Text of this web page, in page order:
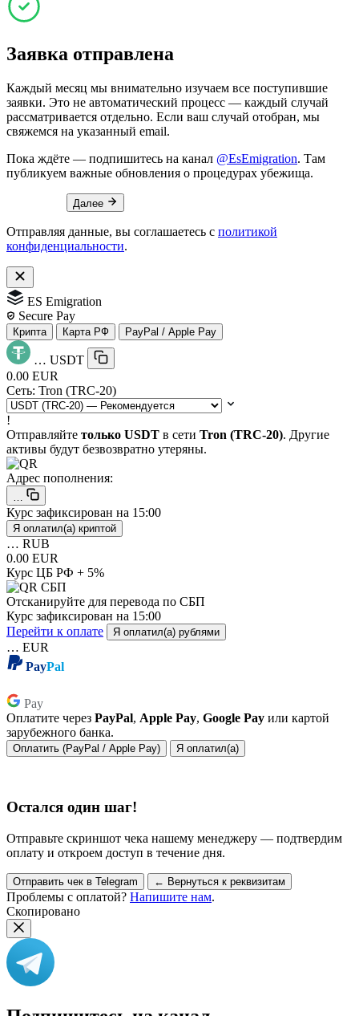
Заявка отправлена
Каждый месяц мы внимательно изучаем все поступившие
заявки. Это не автоматический процесс — каждый случай
рассматривается отдельно. Если ваш случай отобран, мы
свяжемся на указанный email.
Пока ждёте — подпишитесь на канал @EsEmigration. Там
публикуем важные обновления о процедурах убежища.
Далее
Отправляя данные, вы соглашаетесь с политикой
конфиденциальности.
ES Emigration
Secure Pay
Крипта Карта РФ PayPal / Apple Pay
… USDT
0.00 EUR
Сеть: Tron (TRC-20)
!
Отправляйте только USDT в сети Tron (TRC-20). Другие
активы будут безвозвратно утеряны.
Адрес пополнения:
Курс зафиксирован на 15:00
Я оплатил(а) криптой
… RUB
0.00 EUR
Курс ЦБ РФ + 5%
Отсканируйте для перевода по СБП
Курс зафиксирован на 15:00
Перейти к оплате
Я оплатил(а) рублями
… EUR
PayPal
Pay
Оплатите через PayPal, Apple Pay, Google Pay или картой
зарубежного банка.
Оплатить (PayPal / Apple Pay) Я оплатил(а)
Остался один шаг!
Отправьте скриншот чека нашему менеджеру — подтвердим
оплату и откроем доступ в течение дня.
Отправить чек в Telegram ← Вернуться к реквизитам
Проблемы с оплатой? Напишите нам.
Скопировано